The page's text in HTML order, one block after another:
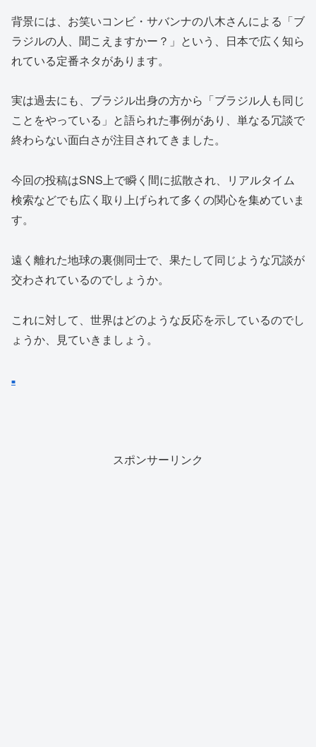
背景には、お笑いコンビ・サバンナの八木さんによる「ブ
ラジルの人、聞こえますかー？」という、日本で広く知ら
れている定番ネタがあります。
実は過去にも、ブラジル出身の方から「ブラジル人も同じ
ことをやっている」と語られた事例があり、単なる冗談で
終わらない面白さが注目されてきました。
今回の投稿はSNS上で瞬く間に拡散され、リアルタイム
検索などでも広く取り上げられて多くの関心を集めていま
す。
遠く離れた地球の裏側同士で、果たして同じような冗談が
交わされているのでしょうか。
これに対して、世界はどのような反応を示しているのでし
ょうか、見ていきましょう。
■
スポンサーリンク